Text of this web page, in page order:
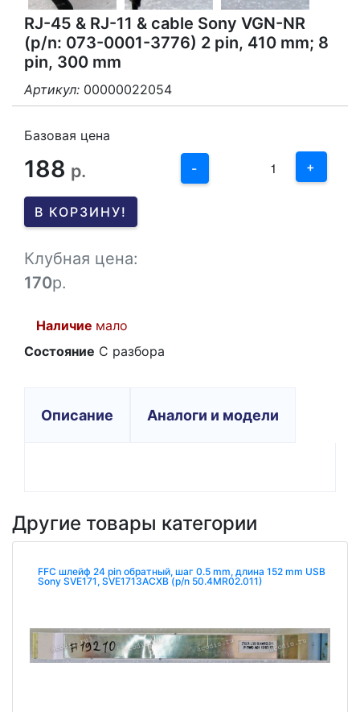
RJ-45 & RJ-11 & cable Sony VGN-NR
(p/n: 073-0001-3776) 2 pin, 410 mm; 8
pin, 300 mm
Артикул: 00000022054
Базовая цена
188 р. -
3
1
+
В КОРЗИНУ!
Клубная цена:
170р.
Наличие мало
Состояние С разбора
Описание Аналоги и модели
Другие товары категории
FFC шлейф 24 pin обратный, шаг 0.5 mm, длина 152 mm USB
Sony SVE171, SVE1713ACXB (p/n 50.4MR02.011)